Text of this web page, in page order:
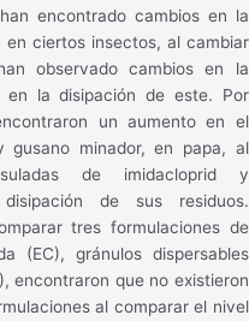
encontrado cambios en la
ciertos insectos, al cambiar
observado cambios en la
en la disipación de este. Por
un aumento en el
minador, en papa, al
de imidacloprid y
de sus residuos.
tres formulaciones de
(EC), gránulos dispersables
encontraron que no existieron
al comparar el nivel